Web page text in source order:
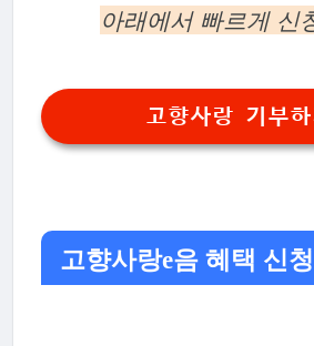
아래에서 빠르게 신
고향사랑 기부하
고향사랑e음 혜택 신청